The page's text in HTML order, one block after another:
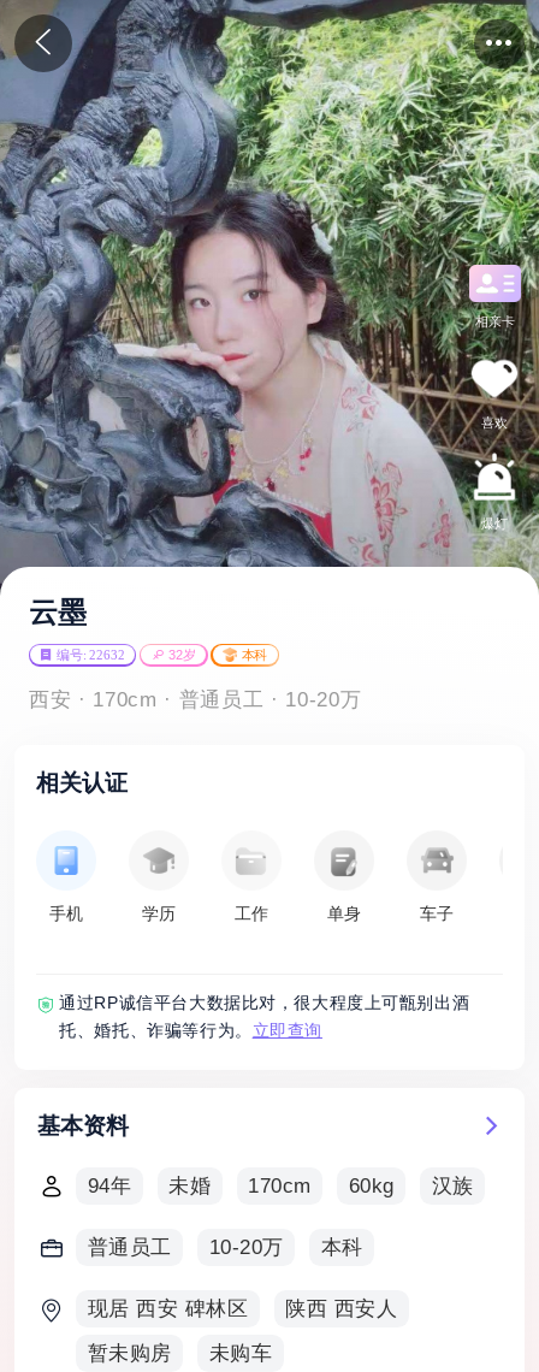
相亲卡
喜欢
爆灯
云墨
编号: 22632 32岁 本科
西安 · 170cm · 普通员工 · 10-20万
相关认证
手机 学历 工作 单身 车子
通过RP诚信平台大数据比对，很大程度上可甑别出酒
托、婚托、诈骗等行为。 立即查询
基本资料
94年 未婚 170cm 60kg 汉族
普通员工 10-20万 本科
现居 西安 碑林区
陕西 西安人
暂未购房
未购车